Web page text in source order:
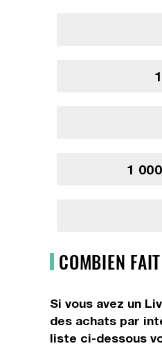
1
COMBIEN
Si vous avez un
des achats par
liste ci-dessous